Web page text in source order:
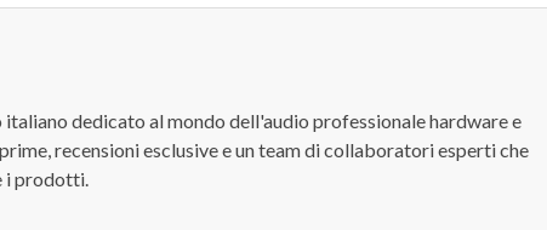
dedicato al mondo dell'audio professionale hardware e
recensioni esclusive e un team di collaboratori esperti che
i prodotti.